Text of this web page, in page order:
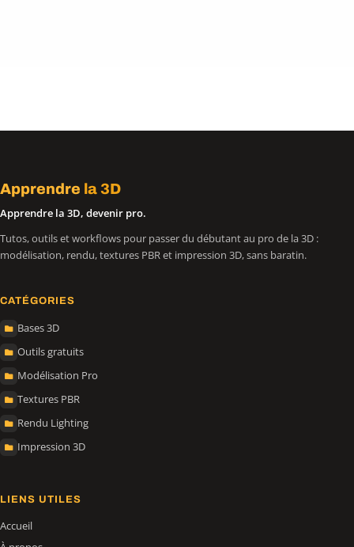
Apprendre la 3D
Apprendre la 3D, devenir pro.
Tutos, outils et workflows pour passer du débutant au pro de la 3D :
modélisation, rendu, textures PBR et impression 3D, sans baratin.
CATÉGORIES
Bases 3D
Outils gratuits
Modélisation Pro
Textures PBR
Rendu Lighting
Impression 3D
LIENS UTILES
Accueil